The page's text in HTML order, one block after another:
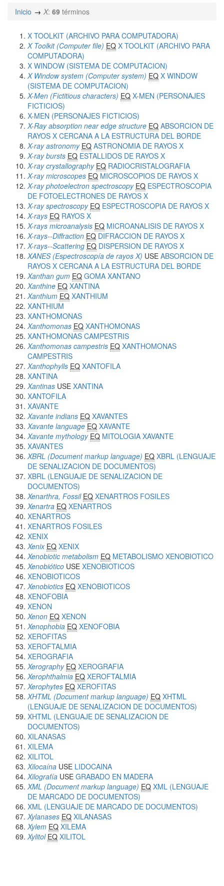
Inicio X: 69 términos
X TOOLKIT (ARCHIVO PARA COMPUTADORA)
X Toolkit (Computer file) EQ X TOOLKIT (ARCHIVO PARA
COMPUTADORA)
X WINDOW (SISTEMA DE COMPUTACION)
X Window system (Computer system) EQ X WINDOW
(SISTEMA DE COMPUTACION)
X-Men (Fictitious characters) EQ X-MEN (PERSONAJES
FICTICIOS)
X-MEN (PERSONAJES FICTICIOS)
X-Ray absorption near edge structure EQ ABSORCION DE
RAYOS X CERCANA A LA ESTRUCTURA DEL BORDE
X-ray astronomy EQ ASTRONOMIA DE RAYOS X
X-ray bursts EQ ESTALLIDOS DE RAYOS X
X-ray crystallography EQ RADIOCRISTALOGRAFIA
X-ray microscopes EQ MICROSCOPIOS DE RAYOS X
X-ray photoelectron spectroscopy EQ ESPECTROSCOPIA
DE FOTOELECTRONES DE RAYOS X
X-ray spectroscopy EQ ESPECTROSCOPIA DE RAYOS X
X-rays EQ RAYOS X
X-rays microanalysis EQ MICROANALISIS DE RAYOS X
X-rays--Diffraction EQ DIFRACCION DE RAYOS X
X-rays--Scattering EQ DISPERSION DE RAYOS X
XANES (Espectroscopía de rayos X) USE ABSORCION DE
RAYOS X CERCANA A LA ESTRUCTURA DEL BORDE
Xanthan gum EQ GOMA XANTANO
Xanthine EQ XANTINA
Xanthium EQ XANTHIUM
XANTHIUM
XANTHOMONAS
Xanthomonas EQ XANTHOMONAS
XANTHOMONAS CAMPESTRIS
Xanthomonas campestris EQ XANTHOMONAS
CAMPESTRIS
Xanthophylls EQ XANTOFILA
XANTINA
Xantinas USE XANTINA
XANTOFILA
XAVANTE
Xavante indians EQ XAVANTES
Xavante language EQ XAVANTE
Xavante mythology EQ MITOLOGIA XAVANTE
XAVANTES
XBRL (Document markup language) EQ XBRL (LENGUAJE
DE SENALIZACION DE DOCUMENTOS)
XBRL (LENGUAJE DE SENALIZACION DE
DOCUMENTOS)
Xenarthra, Fossil EQ XENARTROS FOSILES
Xenartra EQ XENARTROS
XENARTROS
XENARTROS FOSILES
XENIX
Xenix EQ XENIX
Xenobiotic metabolism EQ METABOLISMO XENOBIOTICO
Xenobiótico USE XENOBIOTICOS
XENOBIOTICOS
Xenobiotics EQ XENOBIOTICOS
XENOFOBIA
XENON
Xenon EQ XENON
Xenophobia EQ XENOFOBIA
XEROFITAS
XEROFTALMIA
XEROGRAFIA
Xerography EQ XEROGRAFIA
Xerophthalmia EQ XEROFTALMIA
Xerophytes EQ XEROFITAS
XHTML (Document markup language) EQ XHTML
(LENGUAJE DE SENALIZACION DE DOCUMENTOS)
XHTML (LENGUAJE DE SENALIZACION DE
DOCUMENTOS)
XILANASAS
XILEMA
XILITOL
Xilocaína USE LIDOCAINA
Xilografía USE GRABADO EN MADERA
XML (Document markup language) EQ XML (LENGUAJE
DE MARCADO DE DOCUMENTOS)
XML (LENGUAJE DE MARCADO DE DOCUMENTOS)
Xylanases EQ XILANASAS
Xylem EQ XILEMA
Xylitol EQ XILITOL